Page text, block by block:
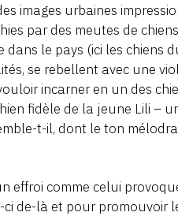
images urbaines
par des meutes de
dans le pays (ici les chiens
se rebellent avec une
incarner en un des
fidèle de la jeune Lili –
t-il, dont le ton
effroi comme celui
de-là et pour promouvoir